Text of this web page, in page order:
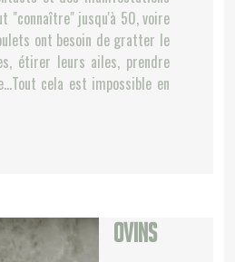
"connaître" jusqu'à 50, voire
ont besoin de gratter le
étirer leurs ailes, prendre
cela est impossible en
Ovins